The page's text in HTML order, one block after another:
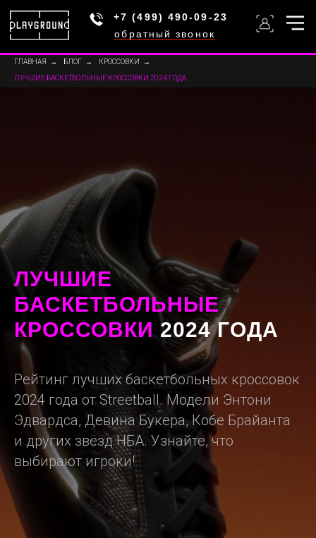
+7 (499) 490-09-23
обратный звонок
ГЛАВНАЯ → БЛОГ → КРОССОВКИ →
ЛУЧШИЕ БАСКЕТБОЛЬНЫЕ КРОССОВКИ 2024 ГОДА
ЛУЧШИЕ
БАСКЕТБОЛЬНЫЕ
КРОССОВКИ 2024 ГОДА
Рейтинг лучших баскетбольных кроссовок
2024 года от Streetball. Модели Энтони
Эдвардса, Девина Букера, Кобе Брайанта
и других звёзд НБА. Узнайте, что
выбирают игроки!